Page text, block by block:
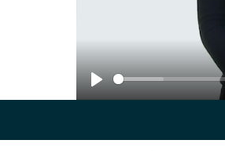
Play